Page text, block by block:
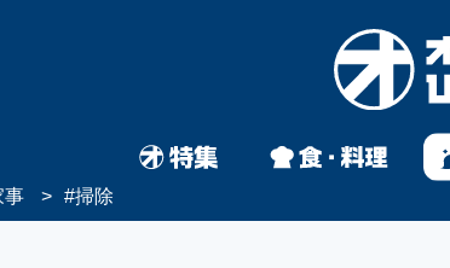
事 #掃除